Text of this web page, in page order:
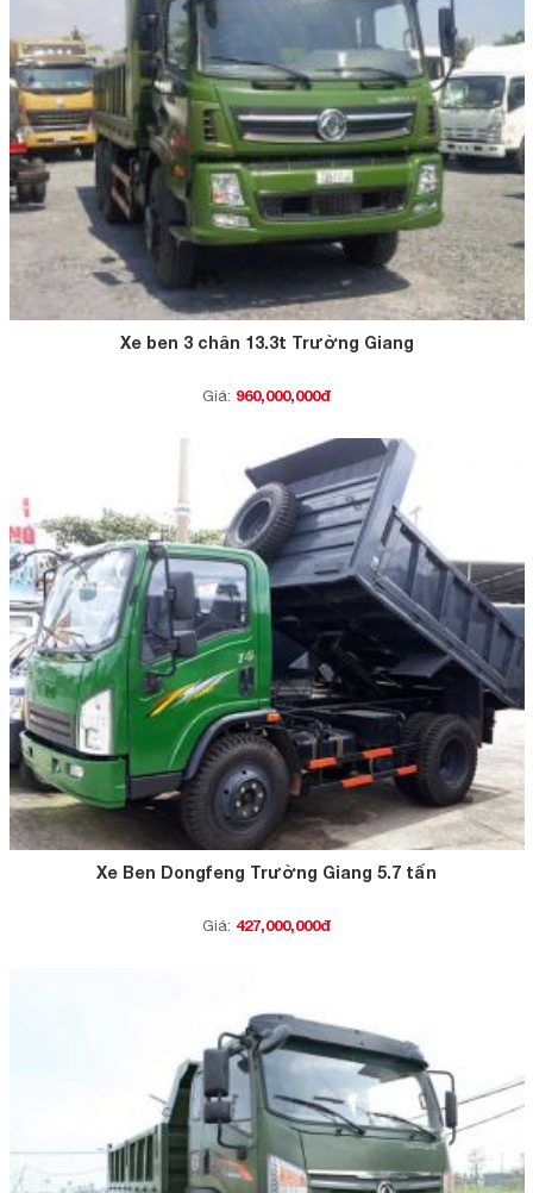
Xe ben 3 chân 13.3t Trường Giang
Giá: 960,000,000đ
Xe Ben Dongfeng Trường Giang 5.7 tấn
Giá: 427,000,000đ